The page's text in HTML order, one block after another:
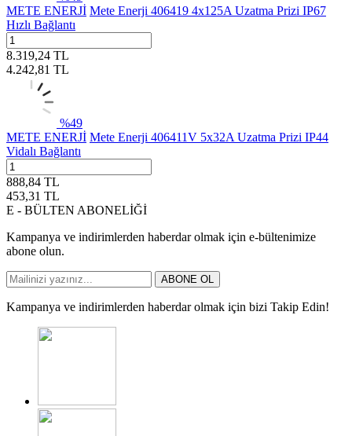
METE ENERJİ Mete Enerji 406419 4x125A Uzatma Prizi IP67
Hızlı Bağlantı
8.319,24 TL
4.242,81 TL
%49
METE ENERJİ Mete Enerji 406411V 5x32A Uzatma Prizi IP44
Vidalı Bağlantı
888,84 TL
453,31 TL
E - BÜLTEN ABONELİĞİ
Kampanya ve indirimlerden haberdar olmak için e-bültenimize
abone olun.
ABONE OL
Kampanya ve indirimlerden haberdar olmak için bizi Takip Edin!